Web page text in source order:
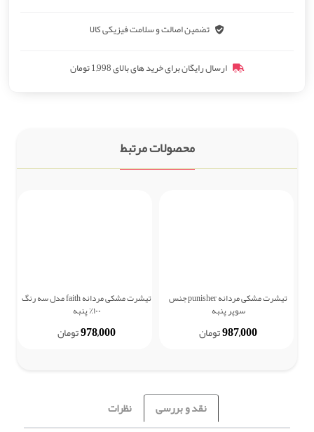
تضمین اصالت و سلامت فیزیکی کالا
ارسال رایگان برای خرید های بالای 1,998 تومان
محصولات مرتبط
تیشرت مشکی مردانه punisher جنس
سوپر پنبه
987,000تومان
تیشرت مشکی مردانه faith مدل سه رنگ
۱۰۰٪ پنبه
978,000تومان
نقد و بررسی نظرات